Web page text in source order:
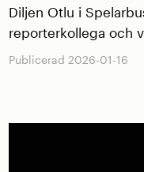
Diljen Otlu i
reporterkollega och
Publicerad 2026-01-16